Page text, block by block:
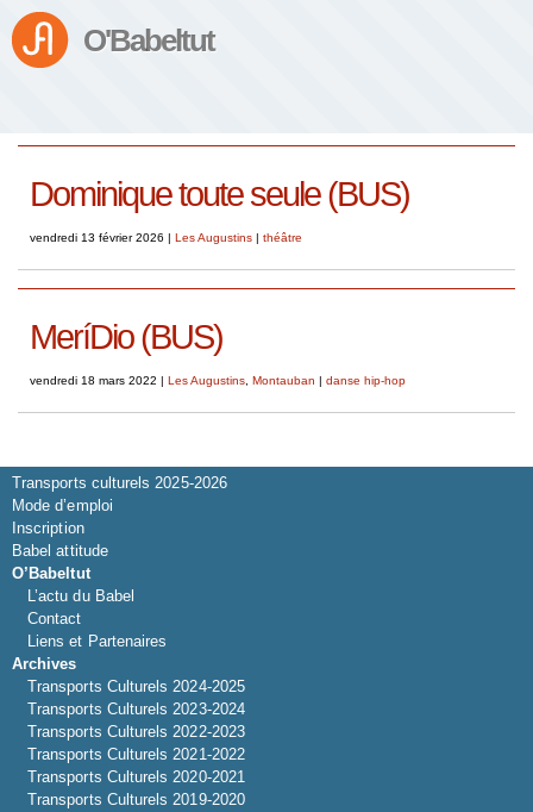
O'Babeltut
Dominique toute seule (BUS)
vendredi 13 février 2026 | Les Augustins | théâtre
MeríDio (BUS)
vendredi 18 mars 2022 | Les Augustins Montauban | danse hip-hop
Transports culturels 2025-2026
Mode d’emploi
Inscription
Babel attitude
O’Babeltut
L’actu du Babel
Contact
Liens et Partenaires
Archives
Transports Culturels 2024-2025
Transports Culturels 2023-2024
Transports Culturels 2022-2023
Transports Culturels 2021-2022
Transports Culturels 2020-2021
Transports Culturels 2019-2020